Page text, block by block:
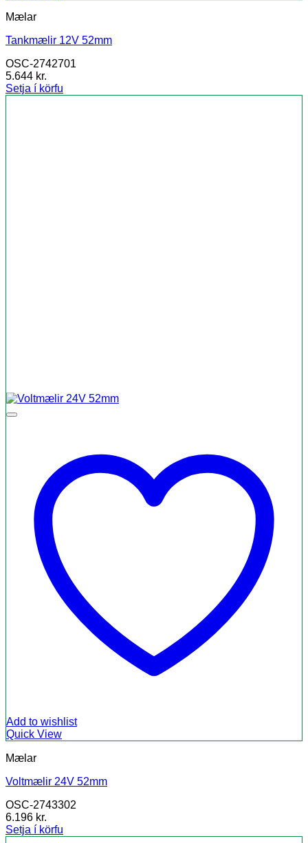
Mælar
Tankmælir 12V 52mm
OSC-2742701
5.644 kr.
Setja í körfu
Add to wishlist
Quick View
Mælar
Voltmælir 24V 52mm
OSC-2743302
6.196 kr.
Setja í körfu